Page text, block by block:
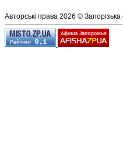
Авторські права 2026 ©